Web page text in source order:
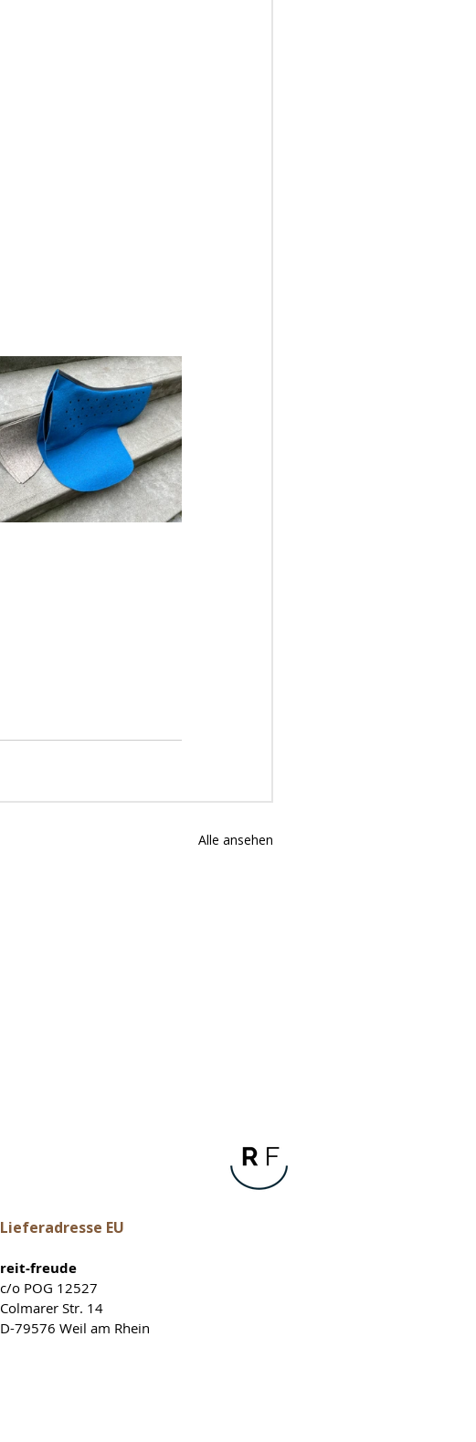
Alle ansehen
Lieferadresse EU
reit-freude
c/o POG 12527
Colmarer Str. 14
D-79576 Weil am Rhein